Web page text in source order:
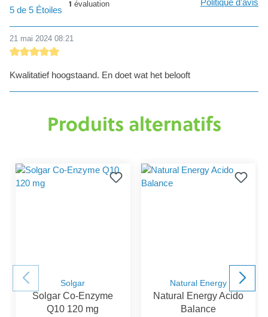
Note moyenne de 5 sur 5 étoiles
5 de 5 Étoiles
1 évaluation Politique d’avis
21 mai 2024 08:21
Kwalitatief hoogstaand. En doet wat het belooft
Produits alternatifs
Solgar
Solgar Co-Enzyme
Q10 120 mg
Natural Energy
Natural Energy Acido
Balance